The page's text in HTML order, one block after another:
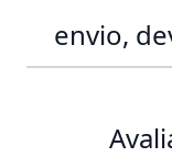
envio,